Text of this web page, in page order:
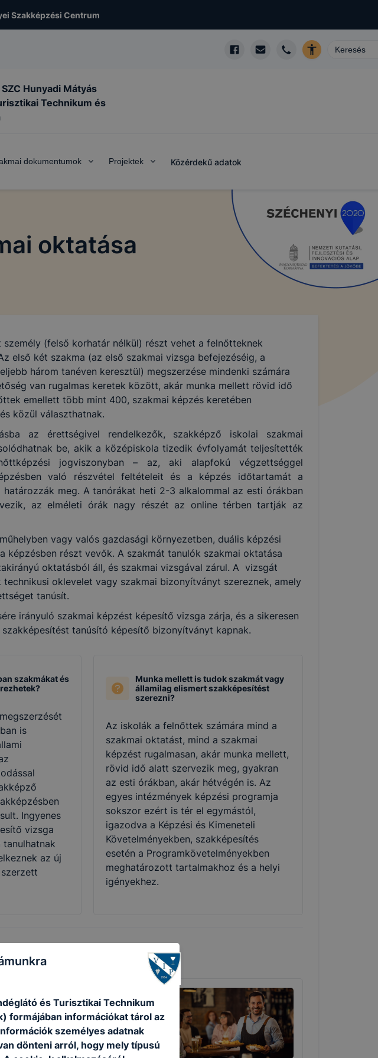
Szakképzési Centrum
Hunyadi Mátyás
Technikum és
dokumentumok Projektek Közérdekű adatok
oktatása
(felső korhatár nélkül) részt vehet a felnőtteknek
első két szakma (az első szakmai vizsga befejezéséig, a
három tanéven keresztül) megszerzése mindenki számára
van rugalmas keretek között, akár munka mellett rövid idő
emellett több mint 400, szakmai képzés keretében
közül választhatnak.
az érettségivel rendelkezők, szakképző iskolai szakmai
be, akik a középiskola tizedik évfolyamát teljesítették
jogviszonyban – az, aki alapfokú végzettséggel
való részvétel feltételeit és a képzés időtartamát a
határozzák meg. A tanórákat heti 2-3 alkalommal az esti órákban
az elméleti órák nagy részét az online térben tartják az
vagy valós gazdasági környezetben, duális képzési
képzésben részt vevők. A szakmát tanulók szakmai oktatása
oktatásból áll, és szakmai vizsgával zárul. A vizsgát
oklevelet vagy szakmai bizonyítványt szereznek, amely
tanúsít.
irányuló szakmai képzést képesítő vizsga zárja, és a sikeresen
tanúsító képesítő bizonyítványt kapnak.
szakmákat és
is
Ingyenes
vizsga
az új
Munka mellett is tudok szakmát vagy
államilag elismert szakképesítést
szerezni?
Az iskolák a felnőttek számára mind a
szakmai oktatást, mind a szakmai
képzést rugalmasan, akár munka mellett,
rövid idő alatt szervezik meg, gyakran
az esti órákban, akár hétvégén is. Az
egyes intézmények képzési programja
sokszor ezért is tér el egymástól,
igazodva a Képzési és Kimeneteli
Követelményekben, szakképesítés
esetén a Programkövetelményekben
meghatározott tartalmakhoz és a helyi
igényekhez.
és Turisztikai Technikum
formájában információkat tárol az
személyes adatnak
dönteni arról, hogy mely típusú